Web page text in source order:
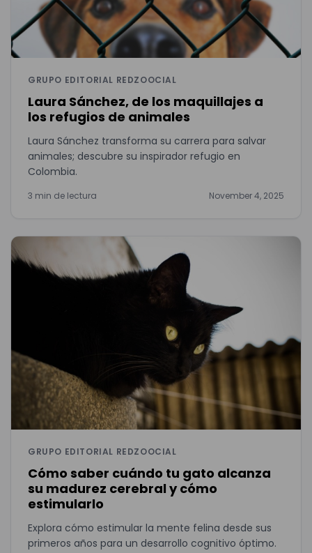
GRUPO EDITORIAL REDZOOCIAL
Laura Sánchez, de los maquillajes a
los refugios de animales
Laura Sánchez transforma su carrera para salvar
animales; descubre su inspirador refugio en
Colombia.
3 min de lectura November 4, 2025
GRUPO EDITORIAL REDZOOCIAL
Cómo saber cuándo tu gato alcanza
su madurez cerebral y cómo
estimularlo
Explora cómo estimular la mente felina desde sus
primeros años para un desarrollo cognitivo óptimo.